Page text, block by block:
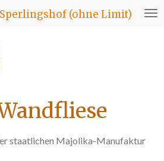
(ohne Limit)
staatlichen Majolika-Manufaktur